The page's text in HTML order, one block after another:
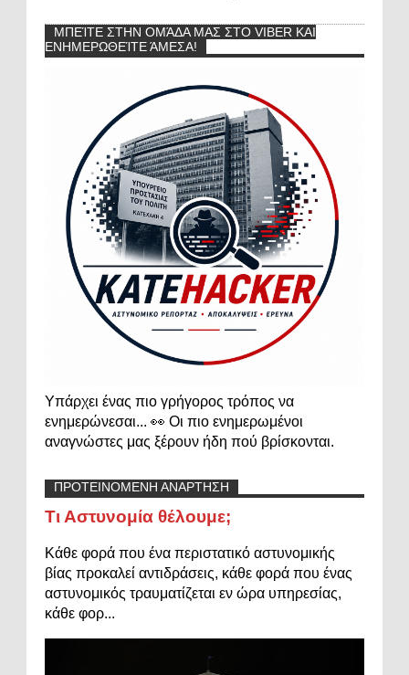
ΜΠΕΊΤΕ ΣΤΗΝ ΟΜΆΔΑ ΜΑΣ ΣΤΟ VIBER ΚΑΙ
ΕΝΗΜΕΡΩΘΕΊΤΕ ΆΜΕΣΑ!
Υπάρχει ένας πιο γρήγορος τρόπος να
ενημερώνεσαι... 👀 Οι πιο ενημερωμένοι
αναγνώστες μας ξέρουν ήδη πού βρίσκονται.
ΠΡΟΤΕΙΝΟΜΕΝΗ ΑΝΑΡΤΗΣΗ
Τι Αστυνομία θέλουμε;
Κάθε φορά που ένα περιστατικό αστυνομικής
βίας προκαλεί αντιδράσεις, κάθε φορά που ένας
αστυνομικός τραυματίζεται εν ώρα υπηρεσίας,
κάθε φορ...